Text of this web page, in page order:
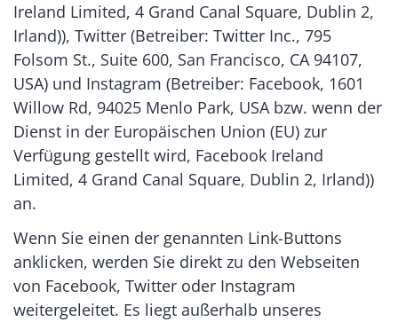
Ireland Limited, 4 Grand Canal Square, Dublin 2,
Irland)), Twitter (Betreiber: Twitter Inc., 795
Folsom St., Suite 600, San Francisco, CA 94107,
USA) und Instagram (Betreiber: Facebook, 1601
Willow Rd, 94025 Menlo Park, USA bzw. wenn der
Dienst in der Europäischen Union (EU) zur
Verfügung gestellt wird, Facebook Ireland
Limited, 4 Grand Canal Square, Dublin 2, Irland))
an.
Wenn Sie einen der genannten Link-Buttons
anklicken, werden Sie direkt zu den Webseiten
von Facebook, Twitter oder Instagram
weitergeleitet. Es liegt außerhalb unseres